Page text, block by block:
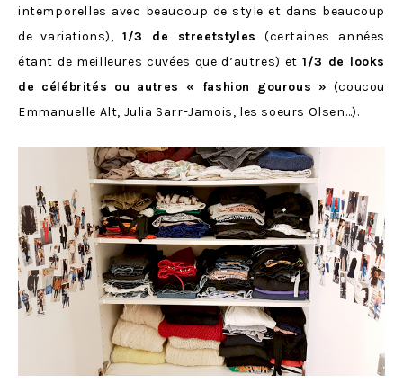
intemporelles avec beaucoup de style et dans beaucoup
de variations), 1/3 de streetstyles
(certaines années
étant de meilleures cuvées que d’autres) et1/3 de looks
de célébrités ou autres « fashion gourous » (coucou
Emmanuelle Alt, Julia Sarr-Jamois, les soeurs Olsen…).